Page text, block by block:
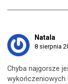
Natala
8 sierpnia
Chyba najgorsze
wykończeniowych